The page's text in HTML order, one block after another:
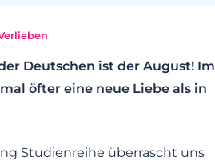
Deutschen ist der August! Im
öfter eine neue Liebe als in
Studienreihe überrascht uns